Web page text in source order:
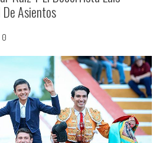
Asientos
0